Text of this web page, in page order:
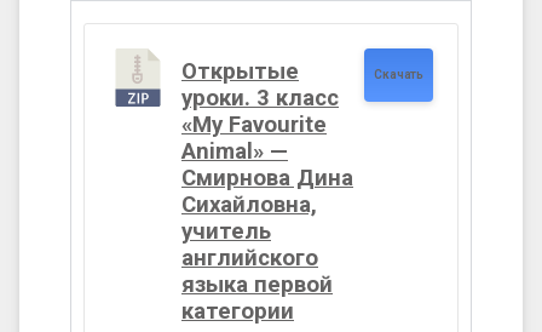
Открытые
уроки. 3 класс
«My Favourite
Animal» —
Смирнова Дина
Сихайловна,
учитель
английского
языка первой
категории
Скачать